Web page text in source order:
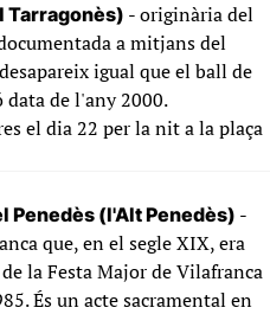
Tarragonès) - originària del
a mitjans del
igual que el ball de
data de l'any 2000.
el dia 22 per la nit a la plaça
Penedès (l'Alt Penedès) -
que, en el segle XIX, era
la Festa Major de Vilafranca
És un acte sacramental en